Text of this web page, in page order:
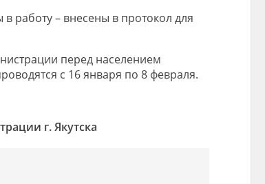
работу – внесены в протокол для
перед населением
с 16 января по 8 февраля.
г. Якутска